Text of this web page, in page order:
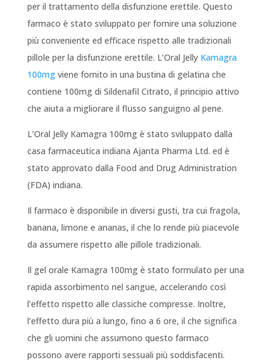
per il trattamento della disfunzione erettile. Questo
farmaco è stato sviluppato per fornire una soluzione
più conveniente ed efficace rispetto alle tradizionali
pillole per la disfunzione erettile. L’Oral Jelly Kamagra
100mgviene fornito in una bustina di gelatina che
contiene 100mg di Sildenafil Citrato, il principio attivo
che aiuta a migliorare il flusso sanguigno al pene.
L’Oral Jelly Kamagra 100mg è stato sviluppato dalla
casa farmaceutica indiana Ajanta Pharma Ltd. ed è
stato approvato dalla Food and Drug Administration
(FDA) indiana.
Il farmaco è disponibile in diversi gusti, tra cui fragola,
banana, limone e ananas, il che lo rende più piacevole
da assumere rispetto alle pillole tradizionali.
Il gel orale Kamagra 100mg è stato formulato per una
rapida assorbimento nel sangue, accelerando così
l’effetto rispetto alle classiche compresse. Inoltre,
l’effetto dura più a lungo, fino a 6 ore, il che significa
che gli uomini che assumono questo farmaco
possono avere rapporti sessuali più soddisfacenti.